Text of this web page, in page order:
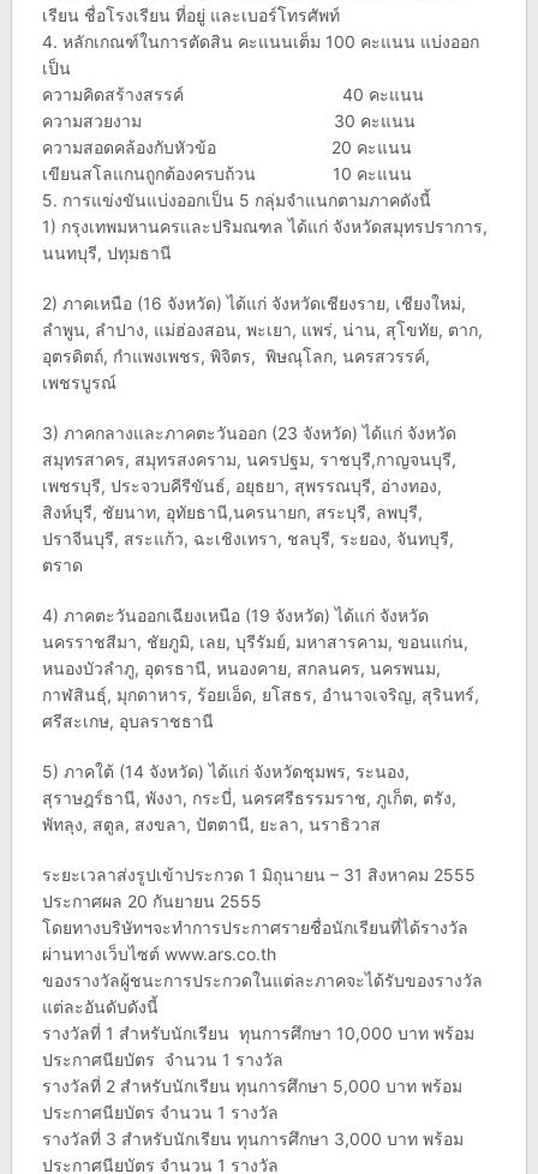
เรียน ชื่อโรงเรียน ที่อยู่ และเบอร์โทรศัพท์
4. หลักเกณฑ์ในการตัดสิน คะแนนเต็ม 100 คะแนน แบ่งออก
เป็น
ความคิดสร้างสรรค์ 40 คะแนน
ความสวยงาม 30 คะแนน
ความสอดคล้องกับหัวข้อ 20 คะแนน
เขียนสโลแกนถูกต้องครบถ้วน 10 คะแนน
5. การแข่งขันแบ่งออกเป็น 5 กลุ่มจำแนกตามภาคดังนี้
1) กรุงเทพมหานครและปริมณฑล ได้แก่ จังหวัดสมุทรปราการ,
นนทบุรี, ปทุมธานี
2) ภาคเหนือ (16 จังหวัด) ได้แก่ จังหวัดเชียงราย, เชียงใหม่,
ลำพูน, ลำปาง, แม่ฮ่องสอน, พะเยา, แพร่, น่าน, สุโขทัย, ตาก,
อุตรดิตถ์, กำแพงเพชร, พิจิตร, พิษณุโลก, นครสวรรค์,
เพชรบูรณ์
3) ภาคกลางและภาคตะวันออก (23 จังหวัด) ได้แก่ จังหวัด
สมุทรสาคร, สมุทรสงคราม, นครปฐม, ราชบุรี,กาญจนบุรี,
เพชรบุรี, ประจวบคีรีขันธ์, อยุธยา, สุพรรณบุรี, อ่างทอง,
สิงห์บุรี, ชัยนาท, อุทัยธานี,นครนายก, สระบุรี, ลพบุรี,
ปราจีนบุรี, สระแก้ว, ฉะเชิงเทรา, ชลบุรี, ระยอง, จันทบุรี,
ตราด
4) ภาคตะวันออกเฉียงเหนือ (19 จังหวัด) ได้แก่ จังหวัด
นครราชสีมา, ชัยภูมิ, เลย, บุรีรัมย์, มหาสารคาม, ขอนแก่น,
หนองบัวลำภู, อุดรธานี, หนองคาย, สกลนคร, นครพนม,
กาฬสินธุ์, มุกดาหาร, ร้อยเอ็ด, ยโสธร, อำนาจเจริญ, สุรินทร์,
ศรีสะเกษ, อุบลราชธานี
5) ภาคใต้ (14 จังหวัด) ได้แก่ จังหวัดชุมพร, ระนอง,
สุราษฎร์ธานี, พังงา, กระบี่, นครศรีธรรมราช, ภูเก็ต, ตรัง,
พัทลุง, สตูล, สงขลา, ปัตตานี, ยะลา, นราธิวาส
ระยะเวลาส่งรูปเข้าประกวด 1 มิถุนายน – 31 สิงหาคม 2555
ประกาศผล 20 กันยายน 2555
โดยทางบริษัทฯจะทำการประกาศรายชื่อนักเรียนที่ได้รางวัล
ผ่านทางเว็บไซต์ www.ars.co.th
ของรางวัลผู้ชนะการประกวดในแต่ละภาคจะได้รับของรางวัล
แต่ละอันดับดังนี้
รางวัลที่ 1 สำหรับนักเรียน ทุนการศึกษา 10,000 บาท พร้อม
ประกาศนียบัตร จำนวน 1 รางวัล
รางวัลที่ 2 สำหรับนักเรียน ทุนการศึกษา 5,000 บาท พร้อม
ประกาศนียบัตร จำนวน 1 รางวัล
รางวัลที่ 3 สำหรับนักเรียน ทุนการศึกษา 3,000 บาท พร้อม
ประกาศนียบัตร จำนวน 1 รางวัล